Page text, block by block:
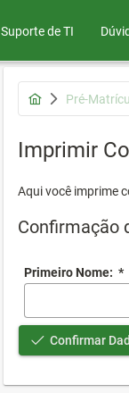
Suporte de TI
Pré-
Imprimir
Aqui você imprime
Confirmação
Primeiro Nome: *
Confirmar